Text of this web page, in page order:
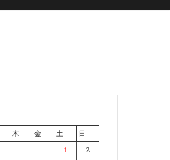
木 金 土
日
1
2